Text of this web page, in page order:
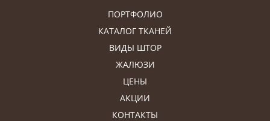
ПОРТФОЛИО
КАТАЛОГ ТКАНЕЙ
ВИДЫ ШТОР
ЖАЛЮЗИ
ЦЕНЫ
АКЦИИ
КОНТАКТЫ